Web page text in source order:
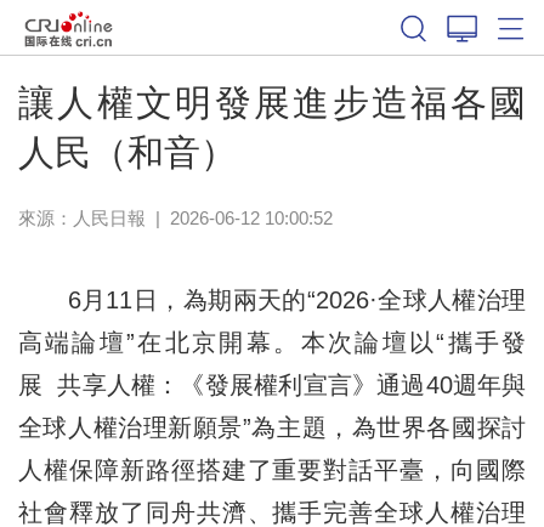
讓人權文明發展進步造福各國
人民（和音）
來源： 人民日報 | 2026-06-12 10:00:52
6月11日，為期兩天的“2026·全球人權治理
高端論壇”在北京開幕。本次論壇以“攜手發
展 共享人權：《發展權利宣言》通過40週年與
全球人權治理新願景”為主題，為世界各國探討
人權保障新路徑搭建了重要對話平臺，向國際
社會釋放了同舟共濟、攜手完善全球人權治理